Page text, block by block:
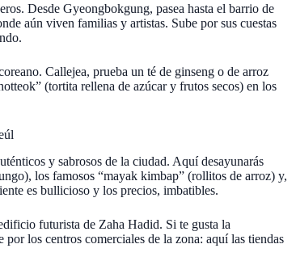
Desde Gyeongbokgung, pasea hasta el barrio de
aún viven familias y artistas. Sube por sus cuestas
Callejea, prueba un té de ginseng o de arroz
(tortita rellena de azúcar y frutos secos) en los
y sabrosos de la ciudad. Aquí desayunarás
los famosos “mayak kimbap” (rollitos de arroz) y,
es bullicioso y los precios, imbatibles.
futurista de Zaha Hadid. Si te gusta la
los centros comerciales de la zona: aquí las tiendas